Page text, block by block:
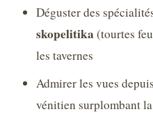
Déguster des
skopelitika (tourtes
les tavernes
Admirer les vues
vénitien surplombant